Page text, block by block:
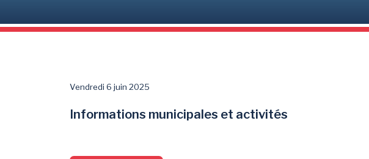
Vendredi 6 juin 2025
Informations municipales et activités